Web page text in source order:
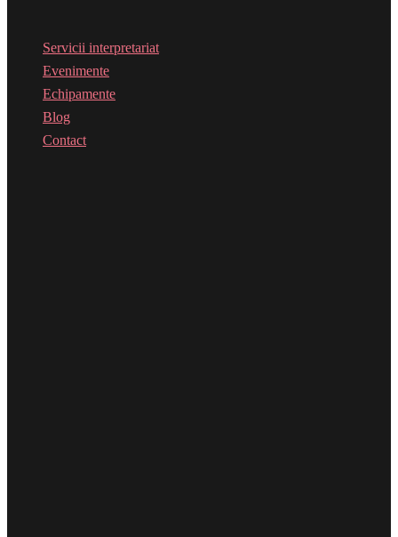
Servicii interpretariat
Evenimente
Echipamente
Blog
Contact